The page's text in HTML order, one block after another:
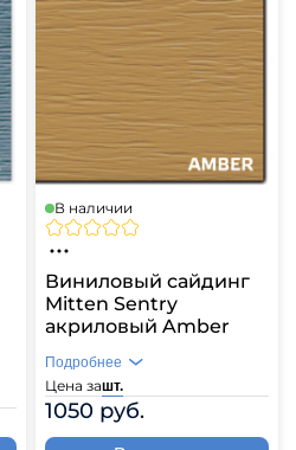
В наличии
Виниловый сайдинг
Mitten Sentry
акриловый Amber
Цена зашт.
1050 руб.
Подробнее